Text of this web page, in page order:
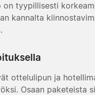
on tyypillisesti
kannalta
ottelulipun ja
Osaan paketeista